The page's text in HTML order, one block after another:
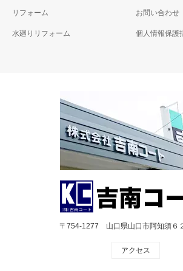
リフォーム
水廻りリフォーム
お問い合わせ
個人情報保護
〒754-1277 山口県山口市阿知須６
アクセス